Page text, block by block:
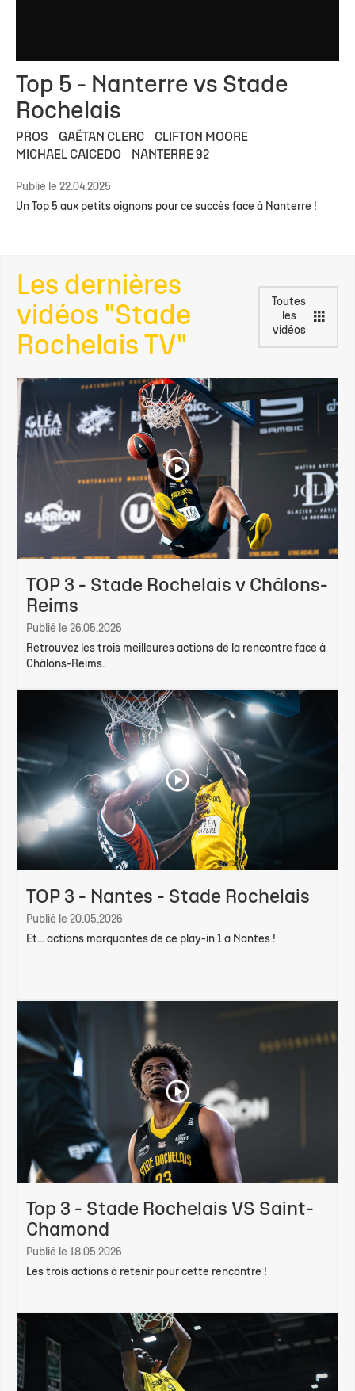
Top 5 - Nanterre vs Stade
Rochelais
PROS GAËTAN CLERC
CLIFTON MOORE
MICHAEL CAICEDO
NANTERRE 92
Publié le 22.04.2025
Un Top 5 aux petits oignons pour ce succès face à Nanterre !
Les dernières
vidéos "Stade
Rochelais TV"
Toutes
les
vidéos
TOP 3 - Stade Rochelais v Châlons-
Reims
Publié le 26.05.2026
Retrouvez les trois meilleures actions de la rencontre face à
Châlons-Reims.
TOP 3 - Nantes - Stade Rochelais
Publié le 20.05.2026
Et… actions marquantes de ce play-in 1 à Nantes !
Top 3 - Stade Rochelais VS Saint-
Chamond
Publié le 18.05.2026
Les trois actions à retenir pour cette rencontre !